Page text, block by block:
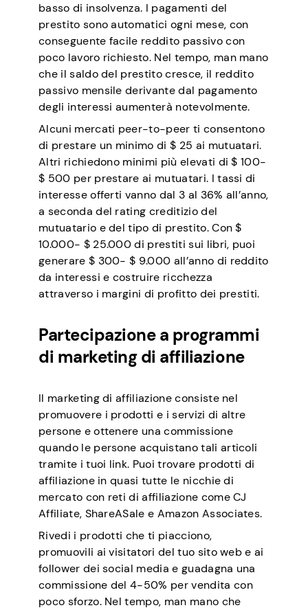
basso di insolvenza. I pagamenti del
prestito sono automatici ogni mese, con
conseguente facile reddito passivo con
poco lavoro richiesto. Nel tempo, man mano
che il saldo del prestito cresce, il reddito
passivo mensile derivante dal pagamento
degli interessi aumenterà notevolmente.
Alcuni mercati peer-to-peer ti consentono
di prestare un minimo di $ 25 ai mutuatari.
Altri richiedono minimi più elevati di $ 100-
$ 500 per prestare ai mutuatari. I tassi di
interesse offerti vanno dal 3 al 36% all’anno,
a seconda del rating creditizio del
mutuatario e del tipo di prestito. Con $
10.000- $ 25.000 di prestiti sui libri, puoi
generare $ 300- $ 9.000 all’anno di reddito
da interessi e costruire ricchezza
attraverso i margini di profitto dei prestiti.
Partecipazione a programmi
di marketing di affiliazione
Il marketing di affiliazione consiste nel
promuovere i prodotti e i servizi di altre
persone e ottenere una commissione
quando le persone acquistano tali articoli
tramite i tuoi link. Puoi trovare prodotti di
affiliazione in quasi tutte le nicchie di
mercato con reti di affiliazione come CJ
Affiliate, ShareASale e Amazon Associates.
Rivedi i prodotti che ti piacciono,
promuovili ai visitatori del tuo sito web e ai
follower dei social media e guadagna una
commissione del 4-50% per vendita con
poco sforzo. Nel tempo, man mano che